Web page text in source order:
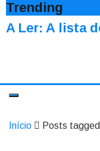
Trending
A Ler: A lista
Início Posts